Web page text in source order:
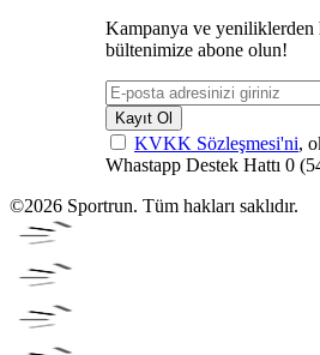
Kampanya ve yeniliklerden
bültenimize abone olun!
Kayıt Ol
KVKK Sözleşmesi'ni,
Whastapp Destek Hattı 0
©2026 Sportrun. Tüm hakları saklıdır.